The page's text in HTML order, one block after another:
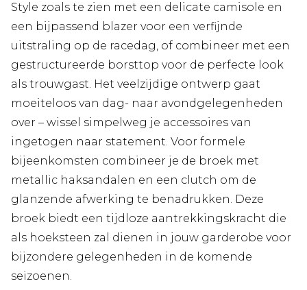
Style zoals te zien met een delicate camisole en
een bijpassend blazer voor een verfijnde
uitstraling op de racedag, of combineer met een
gestructureerde borsttop voor de perfecte look
als trouwgast. Het veelzijdige ontwerp gaat
moeiteloos van dag- naar avondgelegenheden
over – wissel simpelweg je accessoires van
ingetogen naar statement. Voor formele
bijeenkomsten combineer je de broek met
metallic haksandalen en een clutch om de
glanzende afwerking te benadrukken. Deze
broek biedt een tijdloze aantrekkingskracht die
als hoeksteen zal dienen in jouw garderobe voor
bijzondere gelegenheden in de komende
seizoenen.